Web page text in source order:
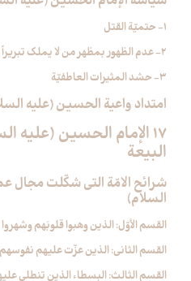
1- حتميّة القتل
2- عدم الظهور بمظهر من لا يملك تبريراً لحركته
3- حشد المثيرات العاطفيّة
امتداد واعية الحسين (عليه
17 الإمام الحسين (عليه
البيعة
شرائح الامّة التي شكّلت مجال
السلام)
القسم الأوّل: الذين وهبوا قلوبَهم
القسم الثاني: الذين عزّت عليهم
القسم الثالث: البسطاء الذين تنطلي